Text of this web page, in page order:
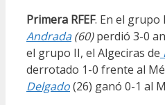
Primera RFEF. En el grupo
Andrada(60)perdió 3-0
el grupo II, el Algeciras de
derrotado 1-0 frente al
Delgado(26) ganó 0-1 al